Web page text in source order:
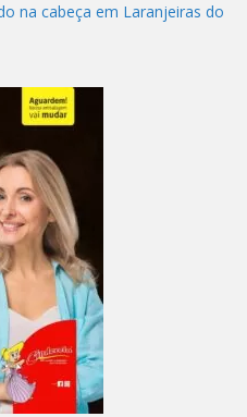
na cabeça em Laranjeiras do